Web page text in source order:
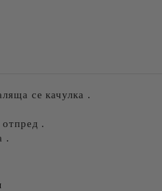
се качулка .
отпред .
.